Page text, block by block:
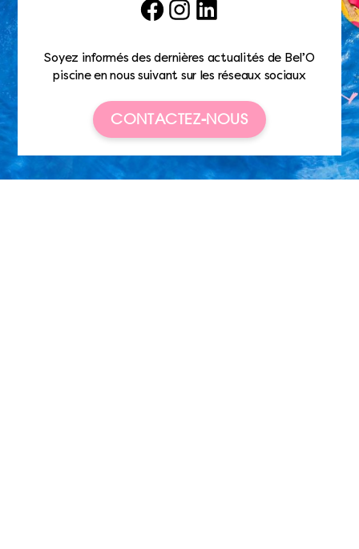
FacebookInstagramLinkedIn
Soyez informés des dernières actualités de Bel’O
piscine en nous suivant sur les réseaux sociaux
CONTACTEZ-NOUS